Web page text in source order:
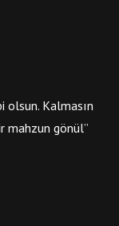
olsun. Kalmasın
mahzun gönül”